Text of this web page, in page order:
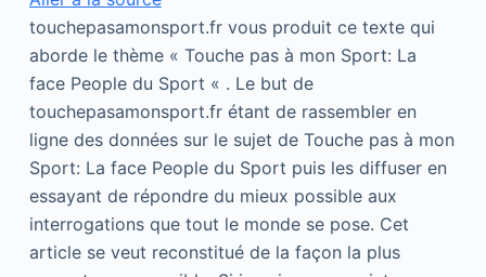
touchepasamonsport.fr vous produit ce texte qui
aborde le thème « Touche pas à mon Sport: La
face People du Sport « . Le but de
touchepasamonsport.fr étant de rassembler en
ligne des données sur le sujet de Touche pas à mon
Sport: La face People du Sport puis les diffuser en
essayant de répondre du mieux possible aux
interrogations que tout le monde se pose. Cet
article se veut reconstitué de la façon la plus